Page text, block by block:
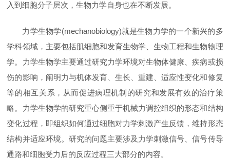
入到细胞分子层次，生物力学自身也在不断发展。
力学生物学(mechanobiology)就是生物力学的一个新兴的多
学科领域，主要包括肌细胞和发育生物学、生物工程和生物物理
学。力学生物学主要通过研究力学环境对生物体健康、疾病或损
伤的影响，阐明力与机体发育、生长、重建、适应性变化和修复
等的相互关系，从而促进病理机制的研究和发展有效的治疗策
略。力学生物学的研究重心侧重于机械力调控组织的形态和结构
变化过程，即组织如何通过细胞对力学刺激产生反馈，维持形态
结构并适应环境。研究的问题主要涉及力学刺激信号、信号传导
通路和细胞受力后的反应过程三大部分的内容。